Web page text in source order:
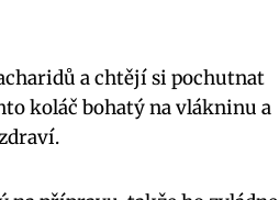
a chtějí si pochutnat
koláč bohatý na vlákninu a